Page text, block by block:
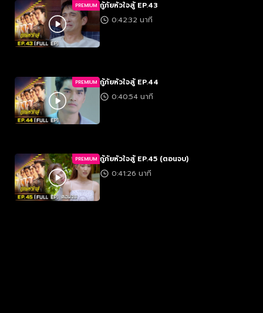
PREMIUM กู้ภัยหัวใจสู้ EP.43
0:42:32 นาที
PREMIUM กู้ภัยหัวใจสู้ EP.44
0:40:54 นาที
PREMIUM กู้ภัยหัวใจสู้ EP.45 (ตอนจบ)
0:41:26 นาที